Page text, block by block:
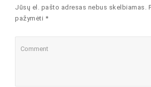
Jūsų el. pašto adresas nebus skelbiamas.
pažymėti *